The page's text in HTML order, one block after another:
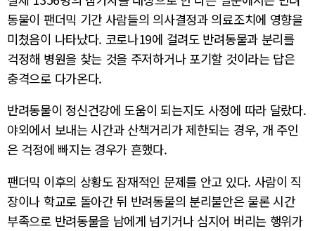
동물이 팬더믹 기간 사람들의 의사결정과 의료조치에 영향을
미쳤음이 나타났다. 코로나19에 걸려도 반려동물과 분리를
걱정해 병원을 찾는 것을 주저하거나 포기할 것이라는 답은
충격으로 다가온다.
반려동물이 정신건강에 도움이 되는지도 사정에 따라 달랐다.
야외에서 보내는 시간과 산책거리가 제한되는 경우, 개 주인
은 걱정에 빠지는 경우가 흔했다.
팬더믹 이후의 상황도 잠재적인 문제를 안고 있다. 사람이 직
장이나 학교로 돌아간 뒤 반려동물의 분리불안은 물론 시간
부족으로 반려동물을 남에게 넘기거나 심지어 버리는 행위가